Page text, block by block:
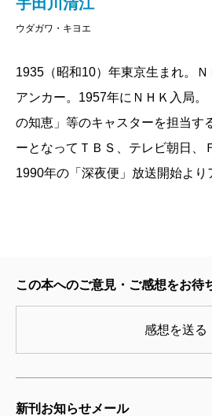
書でたっぷりと紹介します。
ウダガワ・キヨエ
1935（昭和10）年東京生まれ。Ｎ
アンカー。1957年にＮＨＫ入局
の知恵」等のキャスターを担当す
ーとなってＴＢＳ、テレビ朝日、
1990年の「深夜便」放送開始より
この本へのご意見・ご感想をお待
感想を送る
新刊お知らせメール